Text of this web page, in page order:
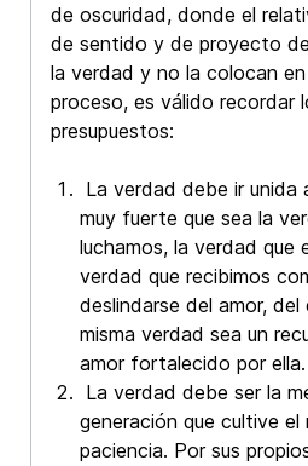
de oscuridad, donde el
de sentido y de proyecto
la verdad y no la colocan
proceso, es válido recordar
presupuestos:
La verdad debe ir unida
muy fuerte que sea la
luchamos, la verdad que
verdad que recibimos
deslindarse del amor,
misma verdad sea un
amor fortalecido por ella.
La verdad debe ser la
generación que cultive el
paciencia. Por sus